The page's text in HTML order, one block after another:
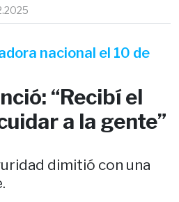
nacional el 10 de
“Recibí el
a la gente”
dimitió con una